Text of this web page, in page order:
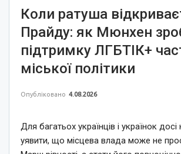
Коли ратуша
Прайду: як Мюнхен
підтримку ЛГБТІК+
міської політики
Опубліковано 4.08.2026
Для багатьох українців і українок
уявити, що місцева влада може не